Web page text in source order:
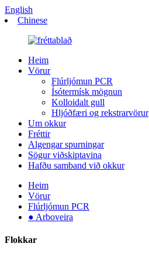
English
Chinese
Heim
Vörur
Flúrljómun PCR
Ísótermísk mögnun
Kolloidalt gull
Hljóðfæri og rekstrarvörur
Um okkur
Fréttir
Algengar spurningar
Sögur viðskiptavina
Hafðu samband við okkur
Heim
Vörur
Flúrljómun PCR
● Arboveira
Flokkar